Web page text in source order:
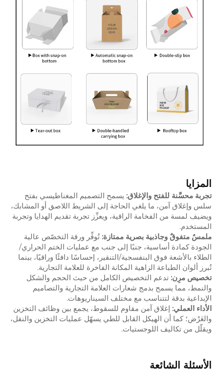
المزايا
تجربة محسَّنة للفتح والإغلاق: يسمح التصميم المغناطيسي بفتح
سلس وإغلاق آمن، ما يلغي الحاجة إلى الشريط اللاصق أو المشابك،
ويضيف لمسة من الفخامة الراقية، ويعزِّز تجربة تقديم الهدايا وتجربة
المستخدم.
ملمسٌ متفوقٌ وجاذبية بصرية ممتازة: تُوفِّر ورقة التخصّص عالية
الجودة كمادة أساسية، جنبًا إلى جنب مع عمليات الختم الحراري/
الطلاء بالأشعة فوق البنفسجية/التنقير، إحساسًا دافئًا وراقيًا، بينما
تُبرز ألوان الطباعة الزاهية المكانة الفاخرة للعلامة التجارية.
تخصيص مرِن: تدعم التخصيص الكامل من حيث الحجم والشكل
والنمط، مما يسمح بدمج شعارات العلامة التجارية والتصاميم
الإبداعية بدقة لتتناسب مع مختلف السيناريوهات.
الأداء العملي: إغلاق آمن مقاوم للسقوط، يجمع بين وظائف التخزين
والعَرْض؛ كما أن الهيكل القابل للطي يسهّل عمليات التخزين والنقل،
ويقلّل من تكاليف اللوجستيات.
الأسئلة الشائعة